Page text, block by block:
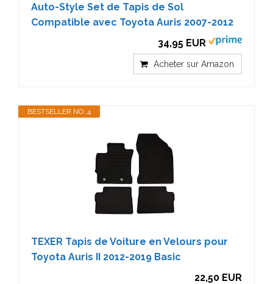
Auto-Style Set de Tapis de Sol
Compatible avec Toyota Auris 2007-2012
34,95 EUR
Acheter sur Amazon
BESTSELLER NO. 4
TEXER Tapis de Voiture en Velours pour
Toyota Auris II 2012-2019 Basic
22,50 EUR